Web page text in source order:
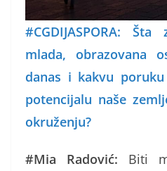
#CGDIJASPORA:
mlada, obrazovana
danas i kakvu
potencijalu naše
okruženju?
#Mia Radović: Biti